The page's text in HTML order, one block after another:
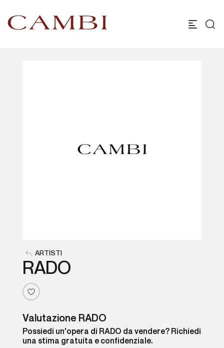
ARTISTI
RADO
Valutazione RADO
Possiedi un'opera di RADO da vendere? Richiedi
una stima gratuita e confidenziale.